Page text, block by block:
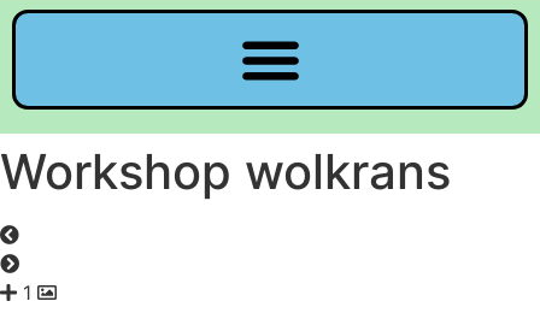
Workshop wolkrans
1